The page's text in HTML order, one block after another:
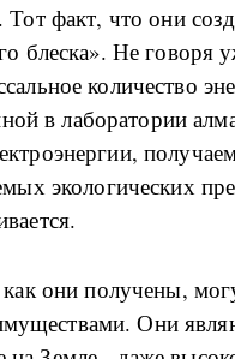
факт, что они
блеска». Не говоря
количество
в лаборатории
экологических
они получены,
Они